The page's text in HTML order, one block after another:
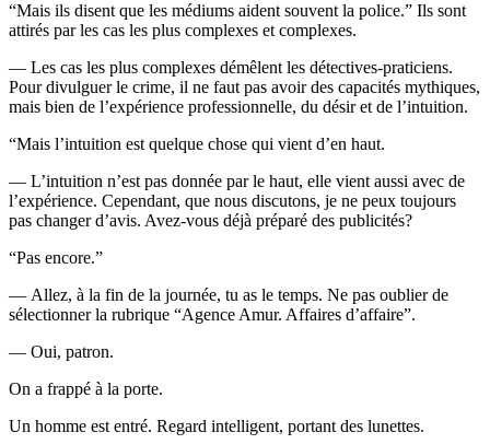
“Mais ils disent que les médiums aident souvent la police.” Ils sont
attirés par les cas les plus complexes et complexes.
— Les cas les plus complexes démêlent les détectives-praticiens.
Pour divulguer le crime, il ne faut pas avoir des capacités mythiques,
mais bien de l’expérience professionnelle, du désir et de l’intuition.
“Mais l’intuition est quelque chose qui vient d’en haut.
— L’intuition n’est pas donnée par le haut, elle vient aussi avec de
l’expérience. Cependant, que nous discutons, je ne peux toujours
pas changer d’avis. Avez-vous déjà préparé des publicités?
“Pas encore.”
— Allez, à la fin de la journée, tu as le temps. Ne pas oublier de
sélectionner la rubrique “Agence Amur. Affaires d’affaire”.
— Oui, patron.
On a frappé à la porte.
Un homme est entré. Regard intelligent, portant des lunettes.